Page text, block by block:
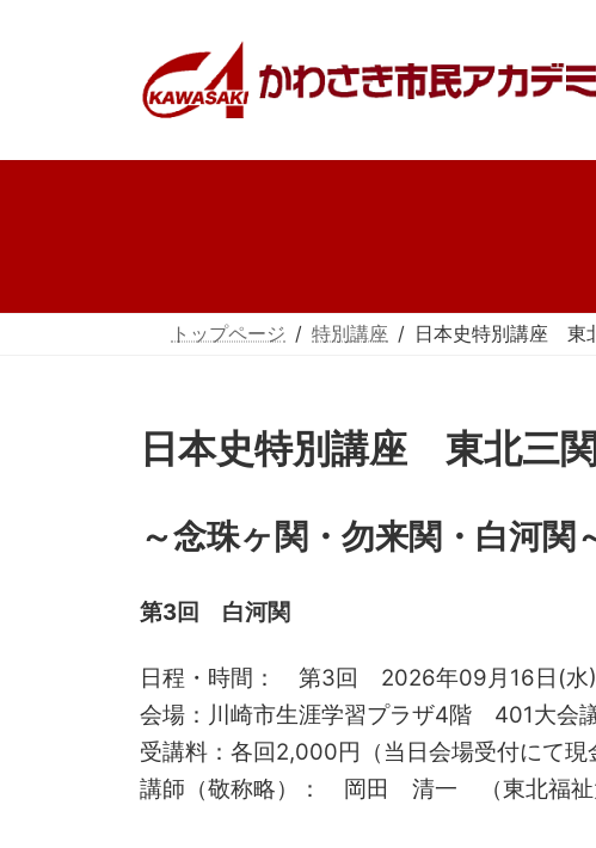
へ
ョ
トップページ 特別講座 日本史特別講座
日本史特別講座 東北
～念珠ヶ関・勿来関・白河関
第3回 白河関
日程・時間： 第3回 2026年09月16日(
会場：川崎市生涯学習プラザ4階 401大会
受講料：各回2,000円（当日会場受付にて現
講師（敬称略）： 岡田 清一 （東北福祉